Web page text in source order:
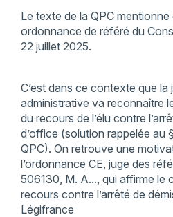
Le texte de la QPC
ordonnance de référé du
22 juillet 2025.
C’est dans ce contexte que la
administrative va reconnaître
du recours de l’élu contre
d’office (solution rappelée au
QPC). On retrouve une
l’ordonnance CE, juge des
506130, M. A..., qui affirme le
recours contre l’arrêté de
Légifrance